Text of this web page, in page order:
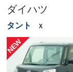
ダイハツ
タント Ｘ